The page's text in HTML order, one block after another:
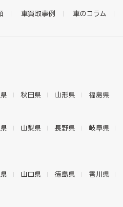
車買取事例 車のコラム
秋田県 山形県 福島県
山梨県 長野県 岐阜県
山口県 徳島県 香川県